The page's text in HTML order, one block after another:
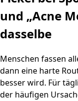
und „Acne
dasselbe
Menschen fassen
dann eine harte
besser wird. Für
der häufigen